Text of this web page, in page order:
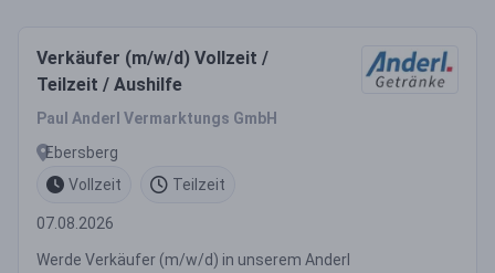
Verkäufer (m/w/d) Vollzeit /
Teilzeit / Aushilfe
Paul Anderl Vermarktungs GmbH
Ebersberg
Vollzeit
Teilzeit
07.08.2026
Werde Verkäufer (m/w/d) in unserem Anderl